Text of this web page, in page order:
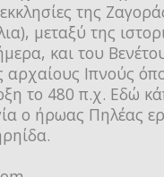
της
μεταξύ της
και του
αρχαίους Ιπνούς
το 480 π.χ. Εδώ
ο ήρωας Πηλέας